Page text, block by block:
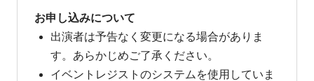
お申し込みについて
出演者は予告なく変更になる場合がありま
す。あらかじめご了承ください。
イベントレジストのシステムを使用していま